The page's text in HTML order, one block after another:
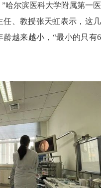
哈尔滨医科大学附属第一医
任、教授张天虹表示，这几
越来越小，“最小的只有6